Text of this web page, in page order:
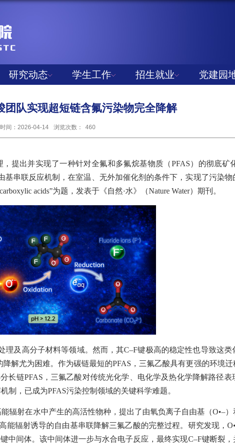
研究动态 学生工作 招生就业 党建园
团队实现超短链含氟污染物完全降解
间：2026-04-14 浏览次数： 460
提出并实现了一种针对全氟和多氟烷基物质（PFAS）的彻底矿
串联反应机制，在室温、无外加催化剂的条件下，实现了污染
acids”为题，发表于《自然·水》（Nature Water）期刊。
理及高分子材料等领域。然而，其C–F键极高的稳定性也导致这
降解尤为困难。作为碳链最短的PFAS ，三氟乙酸具有更强的环境
长链PFAS ，三氟乙酸对传统光化学、电化学及热化学降解路径
制，已成为PFAS污染控制领域的关键科学难题。
辐射在水中产生的高活性物种，提出了由氧负离子自由基（O•–
能辐射诱导的自由基串联降解三氟乙酸的完整过程。研究发现，
中间体。该中间体进一步与水合电子反应，最终实现C–F键断裂，